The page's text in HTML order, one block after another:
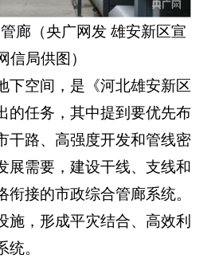
廊（央广网发 雄安新区宣
信局供图）
下空间，是《河北雄安新区
的任务，其中提到要优先布
干路、高强度开发和管线密
展需要，建设干线、支线和
衔接的市政综合管廊系统。
施，形成平灾结合、高效利
。